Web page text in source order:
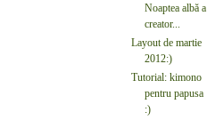
Noaptea albă a
creator...
Layout de martie
2012:)
Tutorial: kimono
pentru papusa
:)